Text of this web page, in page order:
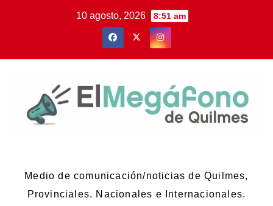
10 agosto, 2026 8:51 am
Medio de comunicación/noticias de Quilmes,
Provinciales. Nacionales e Internacionales.